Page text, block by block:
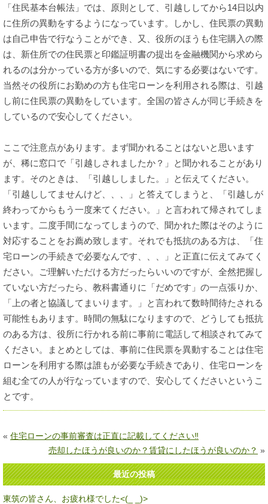
「住民基本台帳法」では、原則として、引越ししてから14日以内
に住所の異動をするようになっています。しかし、住民票の異動
は自己申告で行なうことができ、又、役所のほうも住宅購入の際
は、新住所での住民票と印鑑証明書の提出を金融機関から求めら
れるのは分かっている方が多いので、気にする必要はないです。
当然その役所にお勤めの方も住宅ローンを利用される際は、引越
し前に住民票の異動をしています。全国の皆さんが同じ手続きを
しているので安心してください。
ここで注意点があります。まず聞かれることはないと思います
が、稀に窓口で「引越しされましたか？」と聞かれることがあり
ます。そのときは、「引越ししました。」と伝えてください。
「引越ししてませんけど、、、」と答えてしまうと、「引越しが
終わってからもう一度来てください。」と言われて帰されてしま
います。二度手間になってしまうので、聞かれた際はそのように
対応することをお薦め致します。それでも抵抗のある方は、「住
宅ローンの手続きで必要なんです、、、」と正直に伝えてみてく
ださい。ご理解いただける方だったらいいのですが、全然把握し
ていない方だったら、教科書通りに「だめです」の一点張りか、
「上の者と協議してまいります。」と言われて数時間待たされる
可能性もあります。時間の無駄になりますので、どうしても抵抗
のある方は、役所に行かれる前に事前に電話して相談されてみて
ください。まとめとしては、事前に住民票を異動することは住宅
ローンを利用する際は誰もが必要な手続きであり、住宅ローンを
組む全ての人が行なっていますので、安心してくださいというこ
とです。
« 住宅ローンの事前審査は正直に記載してください‼
売却したほうが良いのか？賃貸にしたほうが良いのか？ »
最近の投稿
東筑の皆さん、お疲れ様でした<(_ _)>